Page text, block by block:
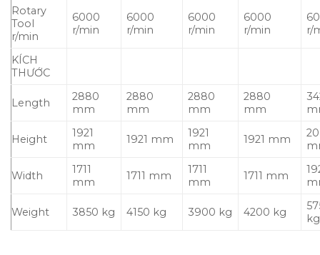
Rotary
Tool
r/min
6000
r/min
6000
r/min
6000
r/min
6000
r/min
r/
KÍCH
THƯỚC
Length
2880
mm
2880
mm
2880
mm
2880
mm
Height
1921
mm
1921 mm
1921
mm
1921 mm
Width
1711
mm
1711 mm
1711
mm
1711 mm
Weight 3850 kg 4150 kg 3900 kg 4200 kg
kg